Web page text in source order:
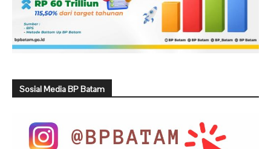
Sosial Media BP Batam